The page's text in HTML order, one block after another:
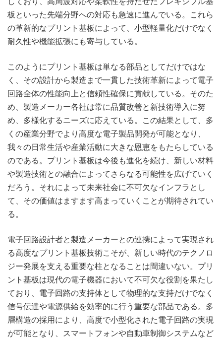
板といった先端分野への対応も急速に進んでいる。これら
の革新的なプリント基板によって、小型軽量化だけでなく
耐久性や機能拡張にも寄与している。
このようにプリント基板は単なる部品としてだけではな
く、その設計から製造まで一貫した技術革新によって電子
回路全体の性能向上と信頼性確保に貢献している。そのた
め、製造メーカー各社は常に品質改善と新技術導入に努
め、多様化するニーズに応えている。この結果として、多
くの産業分野でより高度な電子製品開発が可能となり、
我々の日常生活や産業活動に大きな恩恵をもたらしている
のである。プリント基板は今後も進化を続け、新しい材料
や製造技術との融合によってさらなる可能性を広げていく
だろう。それによって未来社会に不可欠なインフラとし
て、その価値はますます高まっていくことが期待されてい
る。
電子回路設計者と製造メーカーとの連携によって実現され
る高度なプリント基板技術こそが、新しい時代のテクノロ
ジー発展を支える重要な柱となることは間違いない。プリ
ント基板は現代の電子機器において不可欠な役割を果たし
ており、電子回路の支持体として物理的な支持だけでなく
信号伝達や電源供給を効率的に行う重要な部品である。多
層構造の採用により、高度で小型化された電子回路の実現
が可能となり、スマートフォンや自動車制御システムなど